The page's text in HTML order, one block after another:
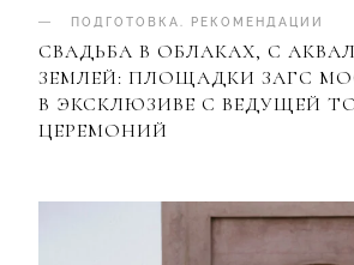
ПОДГОТОВКА РЕКОМЕНДАЦИИ
СВАДЬБА В ОБЛАКАХ, С
ЗЕМЛЕЙ: ПЛОЩАДКИ ЗАГС
В ЭКСКЛЮЗИВЕ С ВЕДУЩЕЙ
ЦЕРЕМОНИЙ